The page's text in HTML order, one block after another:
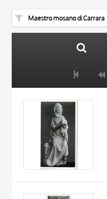
Maestro mosano di Carrara